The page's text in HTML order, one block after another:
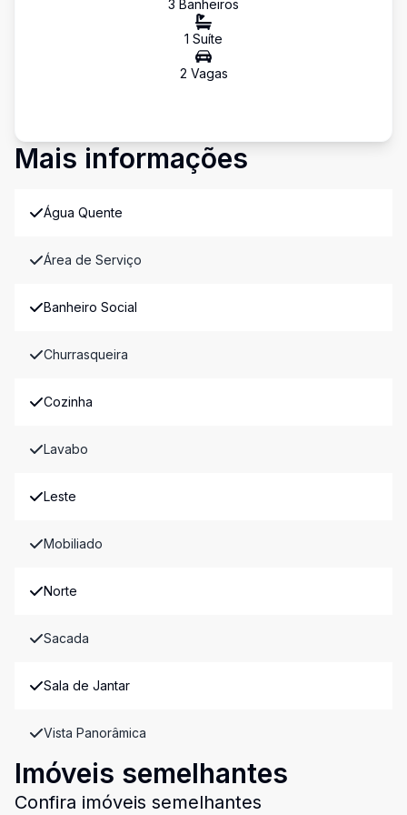
3 Banheiros
1 Suíte
2 Vagas
Mais informações
Água Quente
Área de Serviço
Banheiro Social
Churrasqueira
Cozinha
Lavabo
Leste
Mobiliado
Norte
Sacada
Sala de Jantar
Vista Panorâmica
Imóveis semelhantes
Confira imóveis semelhantes